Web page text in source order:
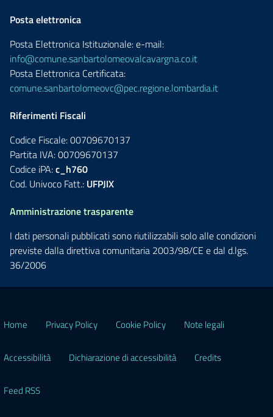
Posta elettronica
Posta Elettronica Istituzionale: e-mail:
info@comune.sanbartolomeovalcavargna.co.it
Posta Elettronica Certificata:
comune.sanbartolomeovc@pec.regione.lombardia.it
Riferimenti Fiscali
Codice Fiscale: 00709670137
Partita IVA: 00709670137
Codice iPA:c_h760
Cod. Univoco Fatt.: UFPJIX
Amministrazione trasparente
I dati personali pubblicati sono riutilizzabili solo alle condizioni
previste dalla direttiva comunitaria 2003/98/CE e dal d.lgs.
36/2006
Home Privacy Policy Cookie Policy Note legali
Accessibilità Dichiarazione di accessibilità Credits
Feed RSS